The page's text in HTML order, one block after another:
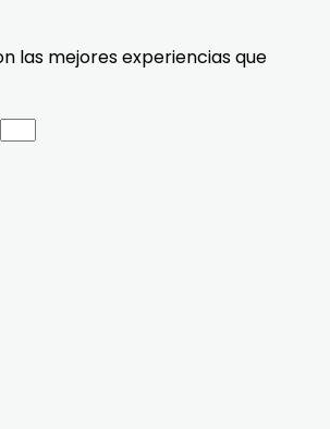
las mejores experiencias que